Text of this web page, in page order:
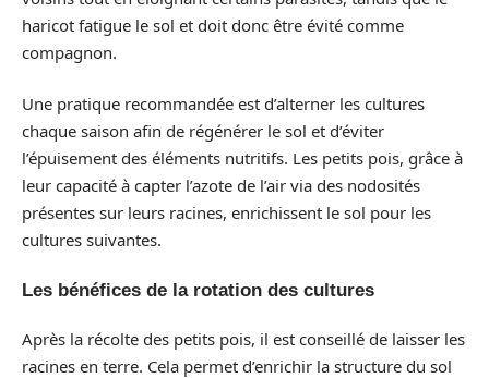
haricot fatigue le sol et doit donc être évité comme
compagnon.
Une pratique recommandée est d’alterner les cultures
chaque saison afin de régénérer le sol et d’éviter
l’épuisement des éléments nutritifs. Les petits pois, grâce à
leur capacité à capter l’azote de l’air via des nodosités
présentes sur leurs racines, enrichissent le sol pour les
cultures suivantes.
Les bénéfices de la rotation des cultures
Après la récolte des petits pois, il est conseillé de laisser les
racines en terre. Cela permet d’enrichir la structure du sol